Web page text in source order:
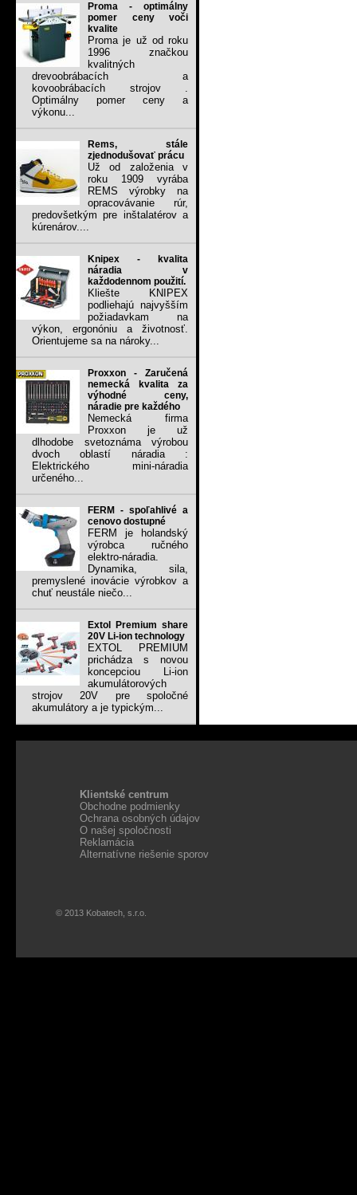
Proma - optimálny
pomer ceny voči
kvalite
Proma je už od roku
1996 značkou
kvalitných
drevoobrábacích a
kovoobrábacích strojov .
Optimálny pomer ceny a
výkonu...
Rems, stále
zjednodušovať prácu
Už od založenia v
roku 1909 vyrába
REMS výrobky na
opracovávanie rúr,
predovšetkým pre inštalatérov a
kúrenárov....
Knipex - kvalita
náradia v
každodennom použití.
Kliešte KNIPEX
podliehajú najvyšším
požiadavkam na
výkon, ergonóniu a životnosť.
Orientujeme sa na nároky...
Proxxon - Zaručená
nemecká kvalita za
výhodné ceny,
náradie pre každého
Nemecká firma
Proxxon je už
dlhodobe svetoznáma výrobou
dvoch oblastí náradia :
Elektrického mini-náradia
určeného...
FERM - spoľahlivé a
cenovo dostupné
FERM je holandský
výrobca ručného
elektro-náradia.
Dynamika, sila,
premyslené inovácie výrobkov a
chuť neustále niečo...
Extol Premium share
20V Li-ion technology
EXTOL PREMIUM
prichádza s novou
koncepciou Li-ion
akumulátorových
strojov 20V pre spoločné
akumulátory a je typickým...
Klientské centrum
Obchodne podmienky
Ochrana osobných údajov
O našej spoločnosti
Reklamácia
Alternatívne riešenie sporov
© 2013 Kobatech, s.r.o.